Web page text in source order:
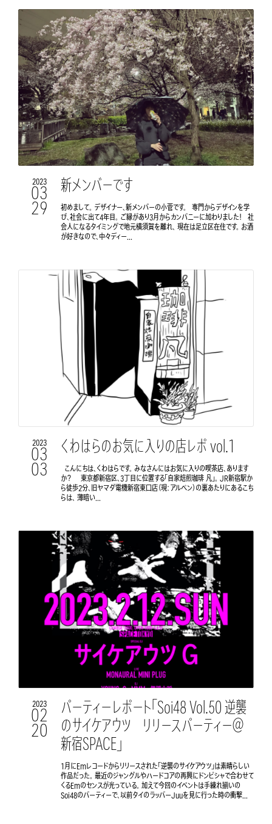
2023
03
29
新メンバーです
初めまして。 デザイナー、新メンバーの小菅です。 専門からデザインを学
び、社会に出て4年目。 ご縁があり3月からカンパニーに加わりました！ 社
会人になるタイミングで地元横須賀を離れ、 現在は足立区在住です。 お酒
が好きなので、中々ディー...
2023
03
03
くわはらのお気に入りの店レポ vol.1
こんにちは、くわはらです。 みなさんにはお気に入りの喫茶店、あります
か？ 東京都新宿区、3丁目に位置する「自家焙煎珈琲 凡」。 JR新宿駅か
ら徒歩2分、旧ヤマダ電機新宿東口店（現：アルペン）の裏あたりにあるこち
らは、 薄暗い...
2023
02
20
パーティーレポート「Soi48 Vol.50 逆襲
のサイケアウツ リリースパーティー＠
新宿SPACE」
1月にEmレコードからリリースされた「逆襲のサイケアウツ」は素晴らしい
作品だった。 最近のジャングルやハードコアの再興にドンピシャで合わせて
くるEmのセンスが光っている。 加えて今回のイベントは手練れ揃いの
Soi48のパーティーで、以前タイのラッパーJuuを見に行った時の衝撃...